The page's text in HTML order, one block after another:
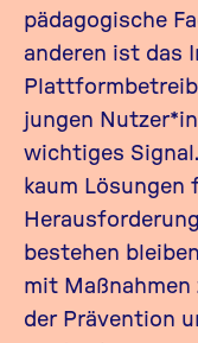
pädagogische
anderen ist das
jungen
wichtiges
kaum Lösungen
bestehen
mit
der Prävention